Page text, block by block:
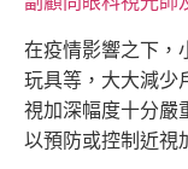
在疫情影響之下，
玩具等，大大減少
視加深幅度十分嚴
以預防或控制近視